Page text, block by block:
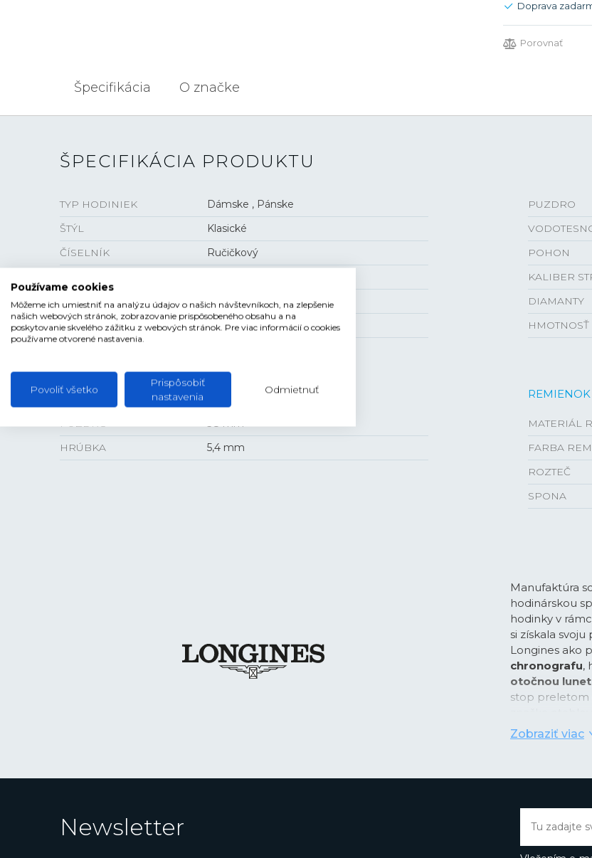
Doprava
Porovnať
Špecifikácia O značke
ŠPECIFIKÁCIA PRODUKTU
TYP HODINIEK
Dámske , Pánske
ŠTÝL
Klasické
ČÍSELNÍK
Ručičkový
FARBA ČÍSELNÍKA
Zelená
SKLO
Zafírové
PUZDRO
POHON
KALIBER
DIAMANTY
HMOTNOSŤ
VEĽKOSŤ
PUZDRO
38 mm
HRÚBKA
5,4 mm
REMIENOK
MATERIÁL
FARBA
ROZTEČ
SPONA
Manufaktúra
hodinárskou
hodinky v
si získala
Longines ako
chronografu,
otočnou
stop preletom
letectve.
našich dejín.
ponoru na
je
mori alebo je
Zobraziť viac
Newsletter
Používame cookies
Môžeme ich umiestniť na analýzu údajov o našich návštevníkoch, na zlepšenie
našich webových stránok, zobrazovanie prispôsobeného obsahu a na
poskytovanie skvelého zážitku z webových stránok. Pre viac informácií o cookies
používame otvorené nastavenia.
Povoliť všetko
Prispôsobiť
nastavenia
Odmietnuť